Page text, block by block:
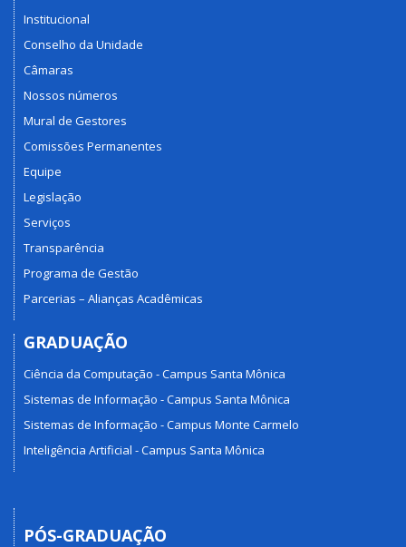
Institucional
Conselho da Unidade
Câmaras
Nossos números
Mural de Gestores
Comissões Permanentes
Equipe
Legislação
Serviços
Transparência
Programa de Gestão
Parcerias – Alianças Acadêmicas
GRADUAÇÃO
Ciência da Computação - Campus Santa Mônica
Sistemas de Informação - Campus Santa Mônica
Sistemas de Informação - Campus Monte Carmelo
Inteligência Artificial - Campus Santa Mônica
PÓS-GRADUAÇÃO